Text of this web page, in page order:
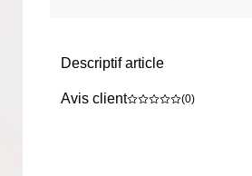
Descriptif article
Avis client (0)